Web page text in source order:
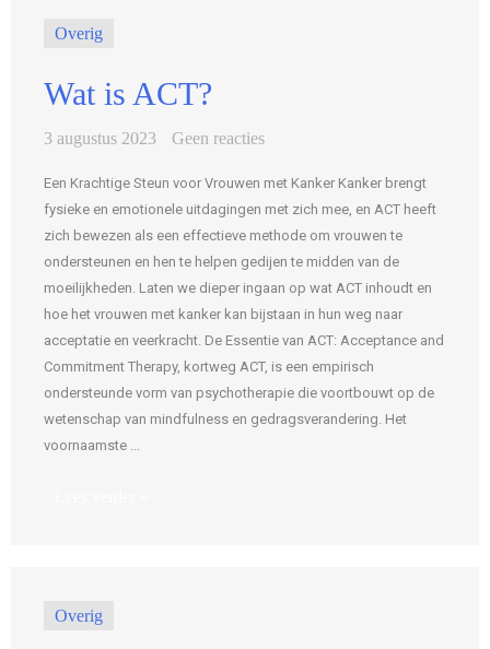
Overig
Wat is ACT?
3 augustus 2023 Geen reacties
Een Krachtige Steun voor Vrouwen met Kanker Kanker brengt
fysieke en emotionele uitdagingen met zich mee, en ACT heeft
zich bewezen als een effectieve methode om vrouwen te
ondersteunen en hen te helpen gedijen te midden van de
moeilijkheden. Laten we dieper ingaan op wat ACT inhoudt en
hoe het vrouwen met kanker kan bijstaan in hun weg naar
acceptatie en veerkracht. De Essentie van ACT: Acceptance and
Commitment Therapy, kortweg ACT, is een empirisch
ondersteunde vorm van psychotherapie die voortbouwt op de
wetenschap van mindfulness en gedragsverandering. Het
voornaamste ...
Overig